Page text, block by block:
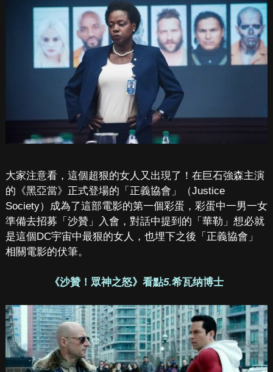
大家注意看，這個超狠的女人又出現了！在巨石強森主演
的《黑亞當》正式登場的「正義協會」（Justice
Society）成為了這部電影的第一個彩蛋，彩蛋中一男一女
準備去招募「沙贊」入會，對話中提到的「華勒」想必就
是這個DC宇宙中最狠的女人，也埋下之後「正義協會」
相關電影的伏筆。
《沙贊！眾神之怒》看點5.希瓦纳博士